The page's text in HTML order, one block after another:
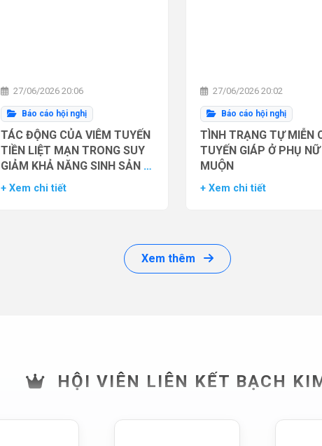
27/06/2026 20:06
Báo cáo hội nghị
TÁC ĐỘNG CỦA VIÊM TUYẾN
TIỀN LIỆT MẠN TRONG SUY
GIẢM KHẢ NĂNG SINH SẢN Ở
NAM GIỚI
+ Xem chi tiết
27/06/2026 20:02
Báo cáo hội nghị
TÌNH TRẠNG TỰ MIỄN
TUYẾN GIÁP Ở PHỤ NỮ
MUỘN
+ Xem chi tiết
Xem thêm
HỘI VIÊN LIÊN KẾT BẠCH